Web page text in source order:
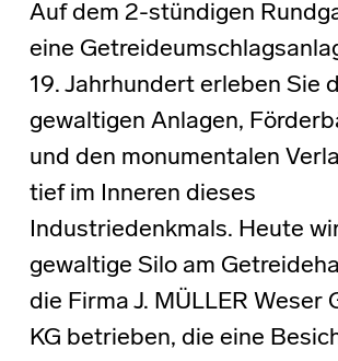
Auf dem 2-stündigen
eine
19. Jahrhundert erleben Sie
gewaltigen Anlagen,
und den monumentalen
tief im Inneren dieses
Industriedenkmals. Heute
gewaltige Silo am
die Firma J. MÜLLER Weser
KG betrieben, die eine